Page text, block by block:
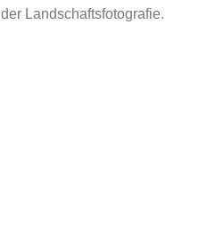
Landschaftsfotografie.